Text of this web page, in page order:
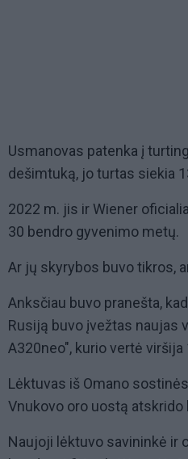
Usmanovas patenka į
dešimtuką, jo turtas siekia
2022 m. jis ir Wiener
30 bendro gyvenimo metų.
Ar jų skyrybos buvo tikros,
Anksčiau buvo pranešta,
Rusiją buvo įvežtas naujas
A320neo", kurio vertė viršija
Lėktuvas iš Omano
Vnukovo oro uostą atskrido
Naujoji lėktuvo savininkė ir